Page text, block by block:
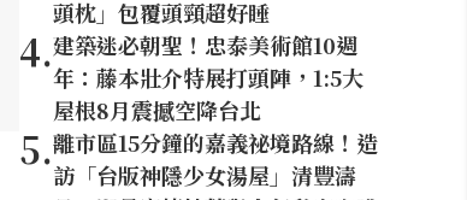
頭枕」包覆頭頸超好睡
4.建築迷必朝聖！忠泰美術館10週
年：藤本壯介特展打頭陣，1:5大
屋根8月震撼空降台北
5.離市區15分鐘的嘉義祕境路線！造
訪「台版神隱少女湯屋」清豐濤